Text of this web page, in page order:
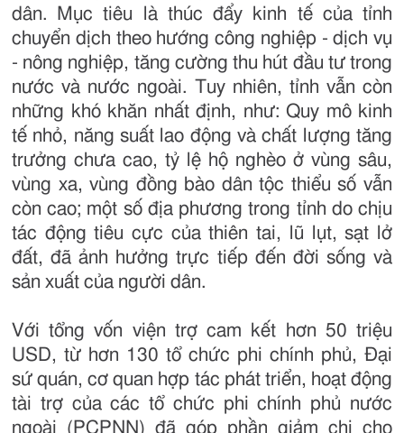
dân. Mục tiêu là thúc đẩy kinh tế của tỉnh
chuyển dịch theo hướng công nghiệp - dịch vụ
- nông nghiệp, tăng cường thu hút đầu tư trong
nước và nước ngoài. Tuy nhiên, tỉnh vẫn còn
những khó khăn nhất định, như: Quy mô kinh
tế nhỏ, năng suất lao động và chất lượng tăng
trưởng chưa cao, tỷ lệ hộ nghèo ở vùng sâu,
vùng xa, vùng đồng bào dân tộc thiểu số vẫn
còn cao; một số địa phương trong tỉnh do chịu
tác động tiêu cực của thiên tai, lũ lụt, sạt lở
đất, đã ảnh hưởng trực tiếp đến đời sống và
sản xuất của người dân.
Với tổng vốn viện trợ cam kết hơn 50 triệu
USD, từ hơn 130 tổ chức phi chính phủ, Đại
sứ quán, cơ quan hợp tác phát triển, hoạt động
tài trợ của các tổ chức phi chính phủ nước
ngoài (PCPNN) đã góp phần giảm chi cho